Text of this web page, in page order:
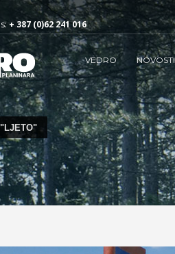
+ 387 (0)62 241 016
VEDRO NOVOSTI